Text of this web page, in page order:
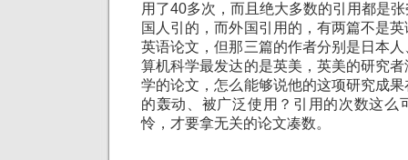
用了40多次，而且绝大多数的引用都是
国人引的，而外国引用的，有两篇不是
英语论文，但那三篇的作者分别是日本
算机科学最发达的是英美，英美的研究
学的论文，怎么能够说他的这项研究成
的轰动、被广泛使用？引用的次数这么
怜，才要拿无关的论文凑数。